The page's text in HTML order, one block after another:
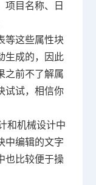
项目名称、日
等这些属性块
生成的，因此
之前不了解属
试试，相信你
和机械设计中
中编辑的文字
也比较便于操